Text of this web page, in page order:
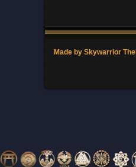
Made by Skywarrior